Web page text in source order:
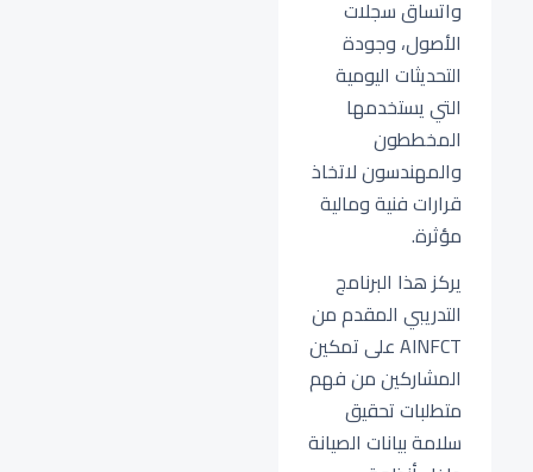
واتساق سجلات
الأصول، وجودة
التحديثات اليومية
التي يستخدمها
المخططون
والمهندسون لاتخاذ
قرارات فنية ومالية
مؤثرة.
يركز هذا البرنامج
التدريبي المقدم من
AINFCT على تمكين
المشاركين من فهم
متطلبات تحقيق
سلامة بيانات الصيانة